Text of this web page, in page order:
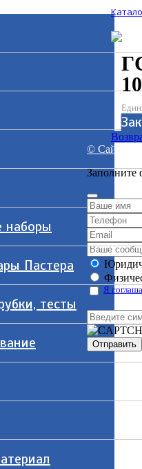
наборы
Пастера
тесты
© Сайт
Заполните
Я